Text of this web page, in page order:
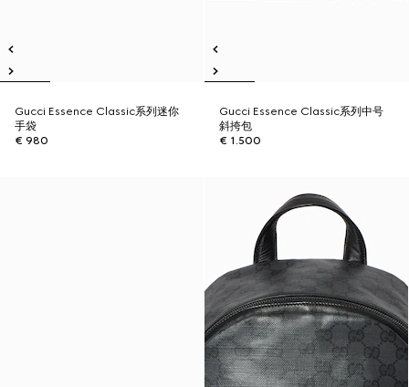
Gucci Essence Classic系列迷你
手袋
€ 980
Gucci Essence Classic系列中号
斜挎包
€ 1.500